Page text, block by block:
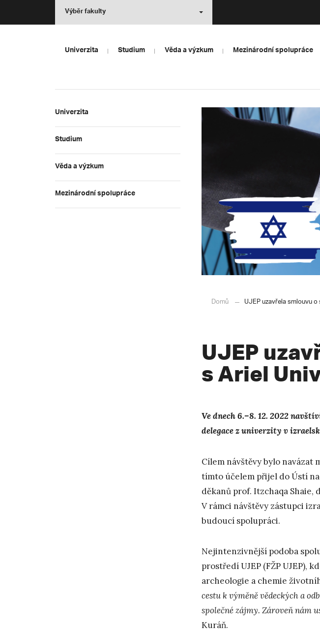
Výběr fakulty
Univerzita Studium Věda a výzkum Mezinárodní spolupráce
Univerzita
Studium
Věda a výzkum
Mezinárodní spolupráce
Domů UJEP uzavřela smlouvu
UJEP
s Ariel
Ve dnech 6.–8. 12. 2022
delegace z univerzity v
Cílem návštěvy bylo navázat
tímto účelem přijel do Ústí
děkanů prof. Itzchaqa
V rámci návštěvy zástupci
budoucí spolupráci.
Nejintenzivnější podoba
prostředí UJEP (FŽP UJEP),
archeologie a chemie
cestu k výměně vědeckých a
společné zájmy. Zároveň
Kuráň.